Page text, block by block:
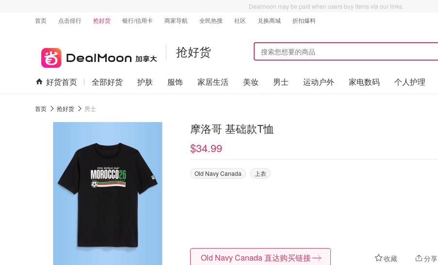
Dealmoon may be paid when users buy items via our links.
首页
点击排行 抢好货 银行/信用卡 商家导航 全民热搜 社区 兑换商城 折扣爆料
抢好货
好货首页 全部好货 护肤 服饰 家居生活 美妆 男士 运动户外 家电数码 个人护理
首页 抢好货 男士
摩洛哥 基础款T恤
$34.99
Old Navy Canada 上衣
收藏 分享
Old Navy Canada 直达购买链接